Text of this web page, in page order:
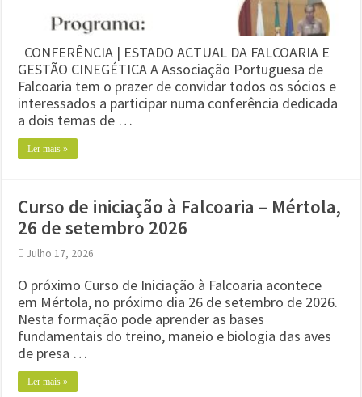
CONFERÊNCIA | ESTADO ACTUAL DA FALCOARIA E
GESTÃO CINEGÉTICA A Associação Portuguesa de
Falcoaria tem o prazer de convidar todos os sócios e
interessados a participar numa conferência dedicada
a dois temas de …
Ler mais »
Curso de iniciação à Falcoaria – Mértola,
26 de setembro 2026
Julho 17, 2026
O próximo Curso de Iniciação à Falcoaria acontece
em Mértola, no próximo dia 26 de setembro de 2026.
Nesta formação pode aprender as bases
fundamentais do treino, maneio e biologia das aves
de presa …
Ler mais »